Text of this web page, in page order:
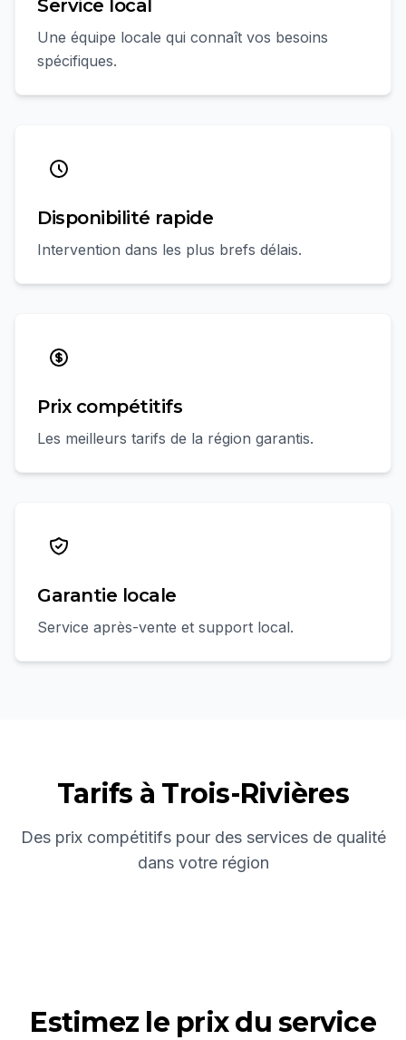
Service local
Une équipe locale qui connaît vos besoins
spécifiques.
Disponibilité rapide
Intervention dans les plus brefs délais.
Prix compétitifs
Les meilleurs tarifs de la région garantis.
Garantie locale
Service après-vente et support local.
Tarifs à Trois-Rivières
Des prix compétitifs pour des services de qualité
dans votre région
Estimez le prix du service